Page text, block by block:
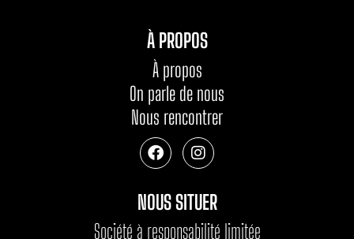
À PROPOS
À propos
On parle de nous
Nous rencontrer
NOUS SITUER
Société à responsabilité limitée